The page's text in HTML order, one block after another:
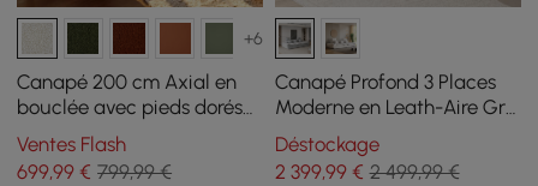
+6
Canapé 200 cm Axial en
bouclée avec pieds dorés
et coussins, Lot de 2
Ventes Flash
699,99 € 799,99 €
Canapé Profond 3 Places
Moderne en Leath-Aire Gris
2780mm avec Dossier
Réglable
Déstockage
2 399,99€ 2 499,99 €